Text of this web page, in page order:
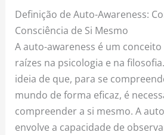
Definição de Auto-Awareness:
Consciência de Si Mesmo
A auto-awareness é um
raízes na psicologia e na
ideia de que, para se
mundo de forma eficaz, é
compreender a si mesmo. A
envolve a capacidade de